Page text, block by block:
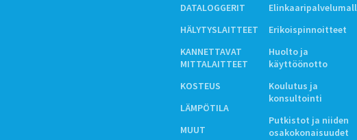
DATALOGGERIT
HÄLYTYSLAITTEET
KANNETTAVAT
MITTALAITTEET
KOSTEUS
LÄMPÖTILA
MUUT
Erikoispinnoitteet
Huolto ja
käyttöönotto
Koulutus ja
konsultointi
Putkistot ja niiden
osakokonaisuudet